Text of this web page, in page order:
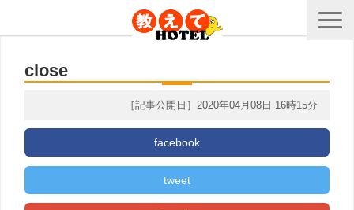
close
［記事公開日］2020年04月08日 16時15分
facebook
tweet